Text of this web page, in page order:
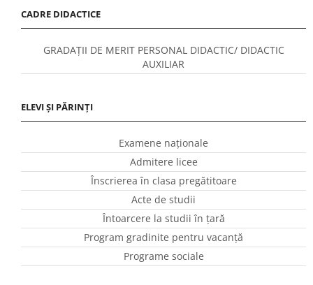
CADRE DIDACTICE
GRADAȚII DE MERIT PERSONAL DIDACTIC/ DIDACTIC
AUXILIAR
ELEVI ȘI PĂRINȚI
Examene naționale
Admitere licee
Înscrierea în clasa pregătitoare
Acte de studii
Întoarcere la studii în ţară
Program gradinite pentru vacanţă
Programe sociale